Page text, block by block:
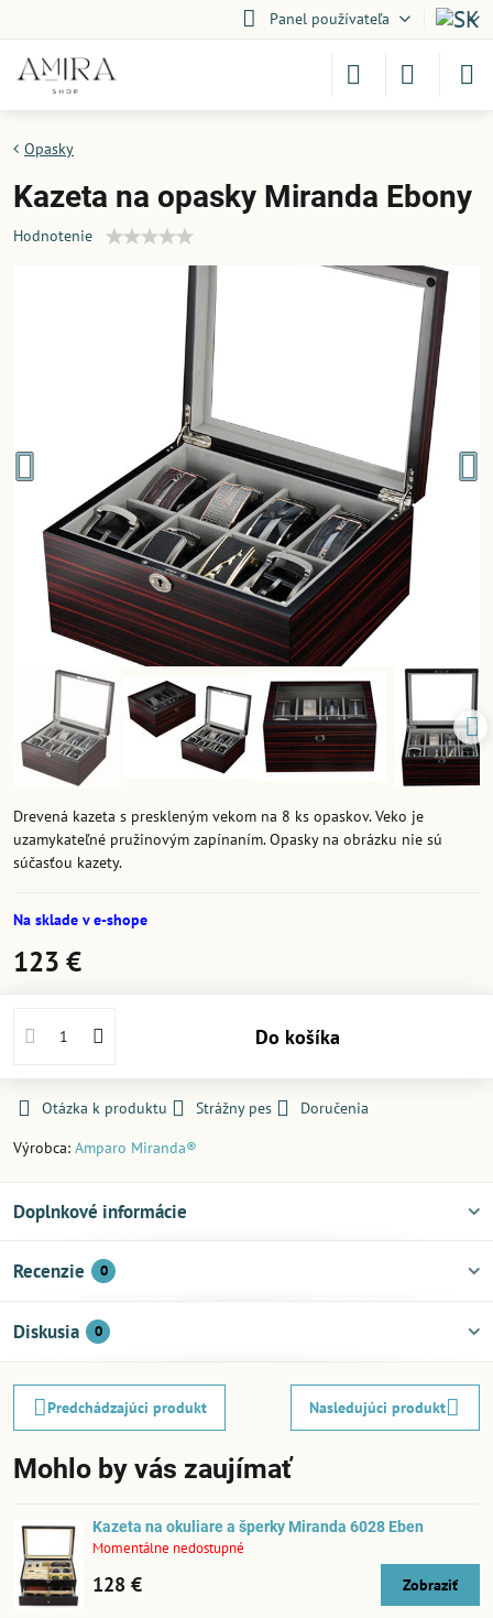
Panel používateľa
Opasky
Kazeta na opasky Miranda Ebony
Hodnotenie
Drevená kazeta s preskleným vekom na 8 ks opaskov. Veko je
uzamykateľné pružinovým zapínaním. Opasky na obrázku nie sú
súčasťou kazety.
Na sklade v e-shope
123 €
Do košíka
Otázka k produktu Strážny pes
Doručenia
Výrobca: Amparo Miranda®
Doplnkové informácie
Recenzie 0
Diskusia 0
Predchádzajúci produkt Nasledujúci produkt
Mohlo by vás zaujímať
Kazeta na okuliare a šperky Miranda 6028 Eben
Momentálne nedostupné
128 € Zobraziť